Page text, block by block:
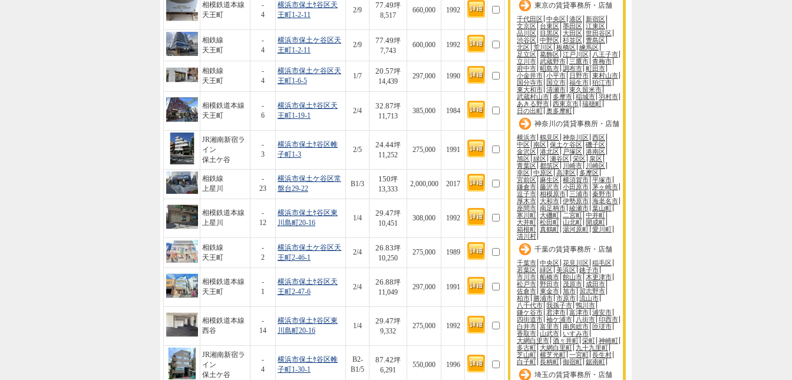
相模鉄道本線
天王町
-
4
横浜市保土ｹ谷区天
王町1-2-11
2/9
77.49坪
8,517
660,000 1992
相鉄線
天王町
-
4
横浜市保土ケ谷区天
王町1-2-11
2/9
77.49坪
7,743
600,000 1992
相鉄線
天王町
-
4
横浜市保土ケ谷区天
王町1-6-5
1/7
20.57坪
14,439
297,000 1990
相模鉄道本線
天王町
-
6
横浜市保土ｹ谷区天
王町1-19-1
2/4
32.87坪
11,713
385,000 1984
JR湘南新宿ラ
イン
保土ケ谷
-
3
横浜市保土ｹ谷区帷
子町1-3
2/5
24.44坪
11,252
275,000 1991
相鉄線
上星川
-
23
横浜市保土ケ谷区常
盤台29-22
B1/3
150坪
13,333
2,000,000 2017
相模鉄道本線
上星川
-
12
横浜市保土ｹ谷区東
川島町20-16
1/4
29.47坪
10,451
308,000 1992
相鉄線
天王町
-
2
横浜市保土ケ谷区天
王町2-46-1
2/4
26.83坪
10,250
275,000 1989
相模鉄道本線
天王町
-
1
横浜市保土ｹ谷区天
王町2-47-6
2/4
26.88坪
11,049
297,000 1991
相模鉄道本線
西谷
-
14
横浜市保土ｹ谷区東
川島町20-16
1/4
29.47坪
9,332
275,000 1992
JR湘南新宿ラ
イン
保土ケ谷
-
4
横浜市保土ｹ谷区帷
子町1-30-1
B2-
B1/5
87.42坪
6,291
550,000 1996
東京の賃貸事務所・店舗
千代田区 中央区 港区 新宿区
文京区 台東区 墨田区 江東区
品川区 目黒区 大田区 世田谷区
渋谷区 中野区 杉並区 豊島区
北区 荒川区 板橋区 練馬区
足立区 葛飾区 江戸川区
八王子市
立川市 武蔵野市 三鷹市 青梅市
府中市 昭島市 調布市 町田市
小金井市 小平市 日野市 東村山市
国分寺市
国立市 福生市 狛江市
東大和市 清瀬市 東久留米市
武蔵村山市 多摩市 稲城市 羽村市
あきる野市 西東京市 瑞穂町
日の出町 奥多摩町
神奈川の賃貸事務所・店舗
横浜市 鶴見区 神奈川区 西区
中区 南区 保土ケ谷区 磯子区
金沢区 港北区 戸塚区 港南区
旭区 緑区 瀬谷区 栄区 泉区
青葉区 都筑区 川崎市
川崎区
幸区 中原区 高津区 多摩区
宮前区 麻生区 横須賀市 平塚市
鎌倉市 藤沢市 小田原市 茅ヶ崎市
逗子市 相模原市 三浦市 秦野市
厚木市 大和市 伊勢原市 海老名市
座間市 南足柄市 綾瀬市 葉山町
寒川町 大磯町 二宮町 中井町
大井町 松田町 山北町 開成町
箱根町 真鶴町 湯河原町 愛川町
清川村
千葉の賃貸事務所・店舗
千葉市 中央区 花見川区 稲毛区
若葉区 緑区 美浜区 銚子市
市川市 船橋市 館山市 木更津市
松戸市 野田市 茂原市 成田市
佐倉市 東金市 旭市 習志野市
柏市 勝浦市 市原市 流山市
八千代市 我孫子市 鴨川市
鎌ケ谷市 君津市 富津市 浦安市
四街道市 袖ケ浦市 八街市 印西市
白井市 富里市 南房総市 匝瑳市
香取市 山武市 いすみ市
大網白里市 酒々井町 栄町 神崎町
多古町 大網白里町 九十九里町
芝山町 横芝光町 一宮町 長生村
白子町 長柄町 御宿町 鋸南町
埼玉の賃貸事務所・店舗